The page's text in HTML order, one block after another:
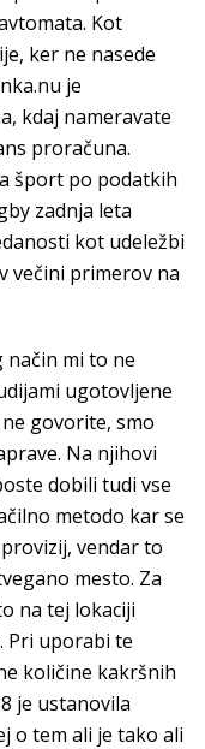
Kot
ker ne nasede
je
kdaj nameravate
proračuna.
šport po podatkih
zadnja leta
kot udeležbi
večini primerov na
mi to ne
ugotovljene
govorite, smo
Na njihovi
dobili tudi vse
metodo kar se
vendar to
mesto. Za
na tej lokaciji
Pri uporabi te
količine kakršnih
je ustanovila
o tem ali je tako ali